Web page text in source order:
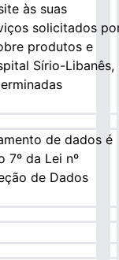
às suas
solicitados
produtos e
Sírio-Libanês,
de dados é
da Lei nº
de Dados